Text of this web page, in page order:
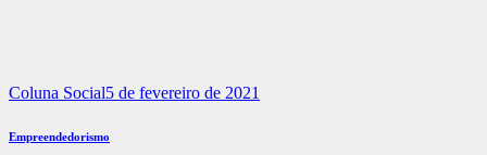
Coluna Social5 de fevereiro de 2021
Empreendedorismo